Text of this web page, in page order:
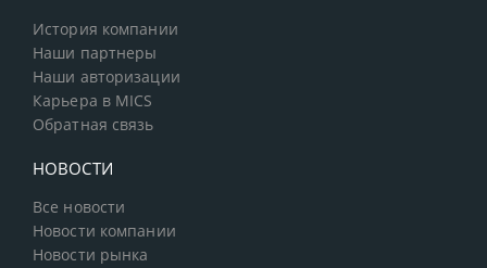
История компании
Наши партнеры
Наши авторизации
Карьера в MICS
Обратная связь
НОВОСТИ
Все новости
Новости компании
Новости рынка